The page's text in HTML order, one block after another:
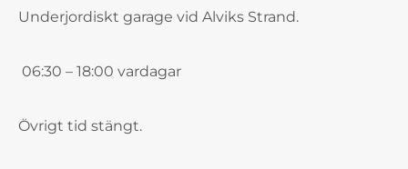
Underjordiskt garage vid Alviks Strand.
06:30 – 18:00 vardagar
Övrigt tid stängt.